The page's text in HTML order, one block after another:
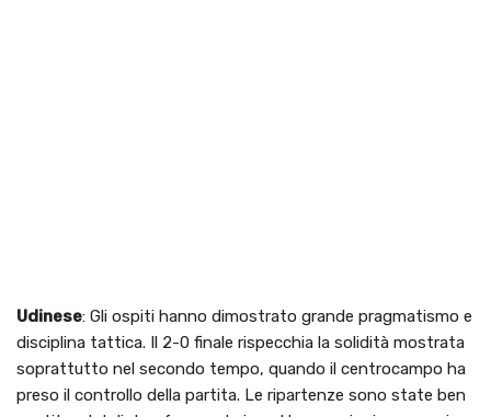
Udinese: Gli ospiti hanno dimostrato grande pragmatismo e
disciplina tattica. Il 2-0 finale rispecchia la solidità mostrata
soprattutto nel secondo tempo, quando il centrocampo ha
preso il controllo della partita. Le ripartenze sono state ben